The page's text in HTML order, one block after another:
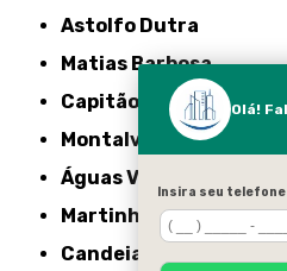
Astolfo Dutra
Matias Barbosa
Capitão Enéas
Montalvânia
Águas Vermelhas
Martinho Campos
Candeias
Olá!
Insira seu telefone